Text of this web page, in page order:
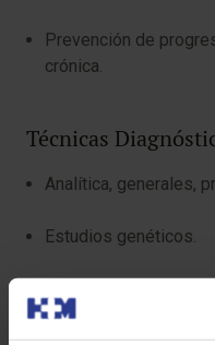
Prevención de
crónica.
Técnicas
Analítica, generales,
Estudios genéticos.